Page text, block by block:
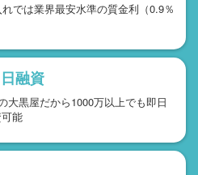
では業界最安水準の質金利（0.9％
融資
大黒屋だから1000万以上でも即日
能